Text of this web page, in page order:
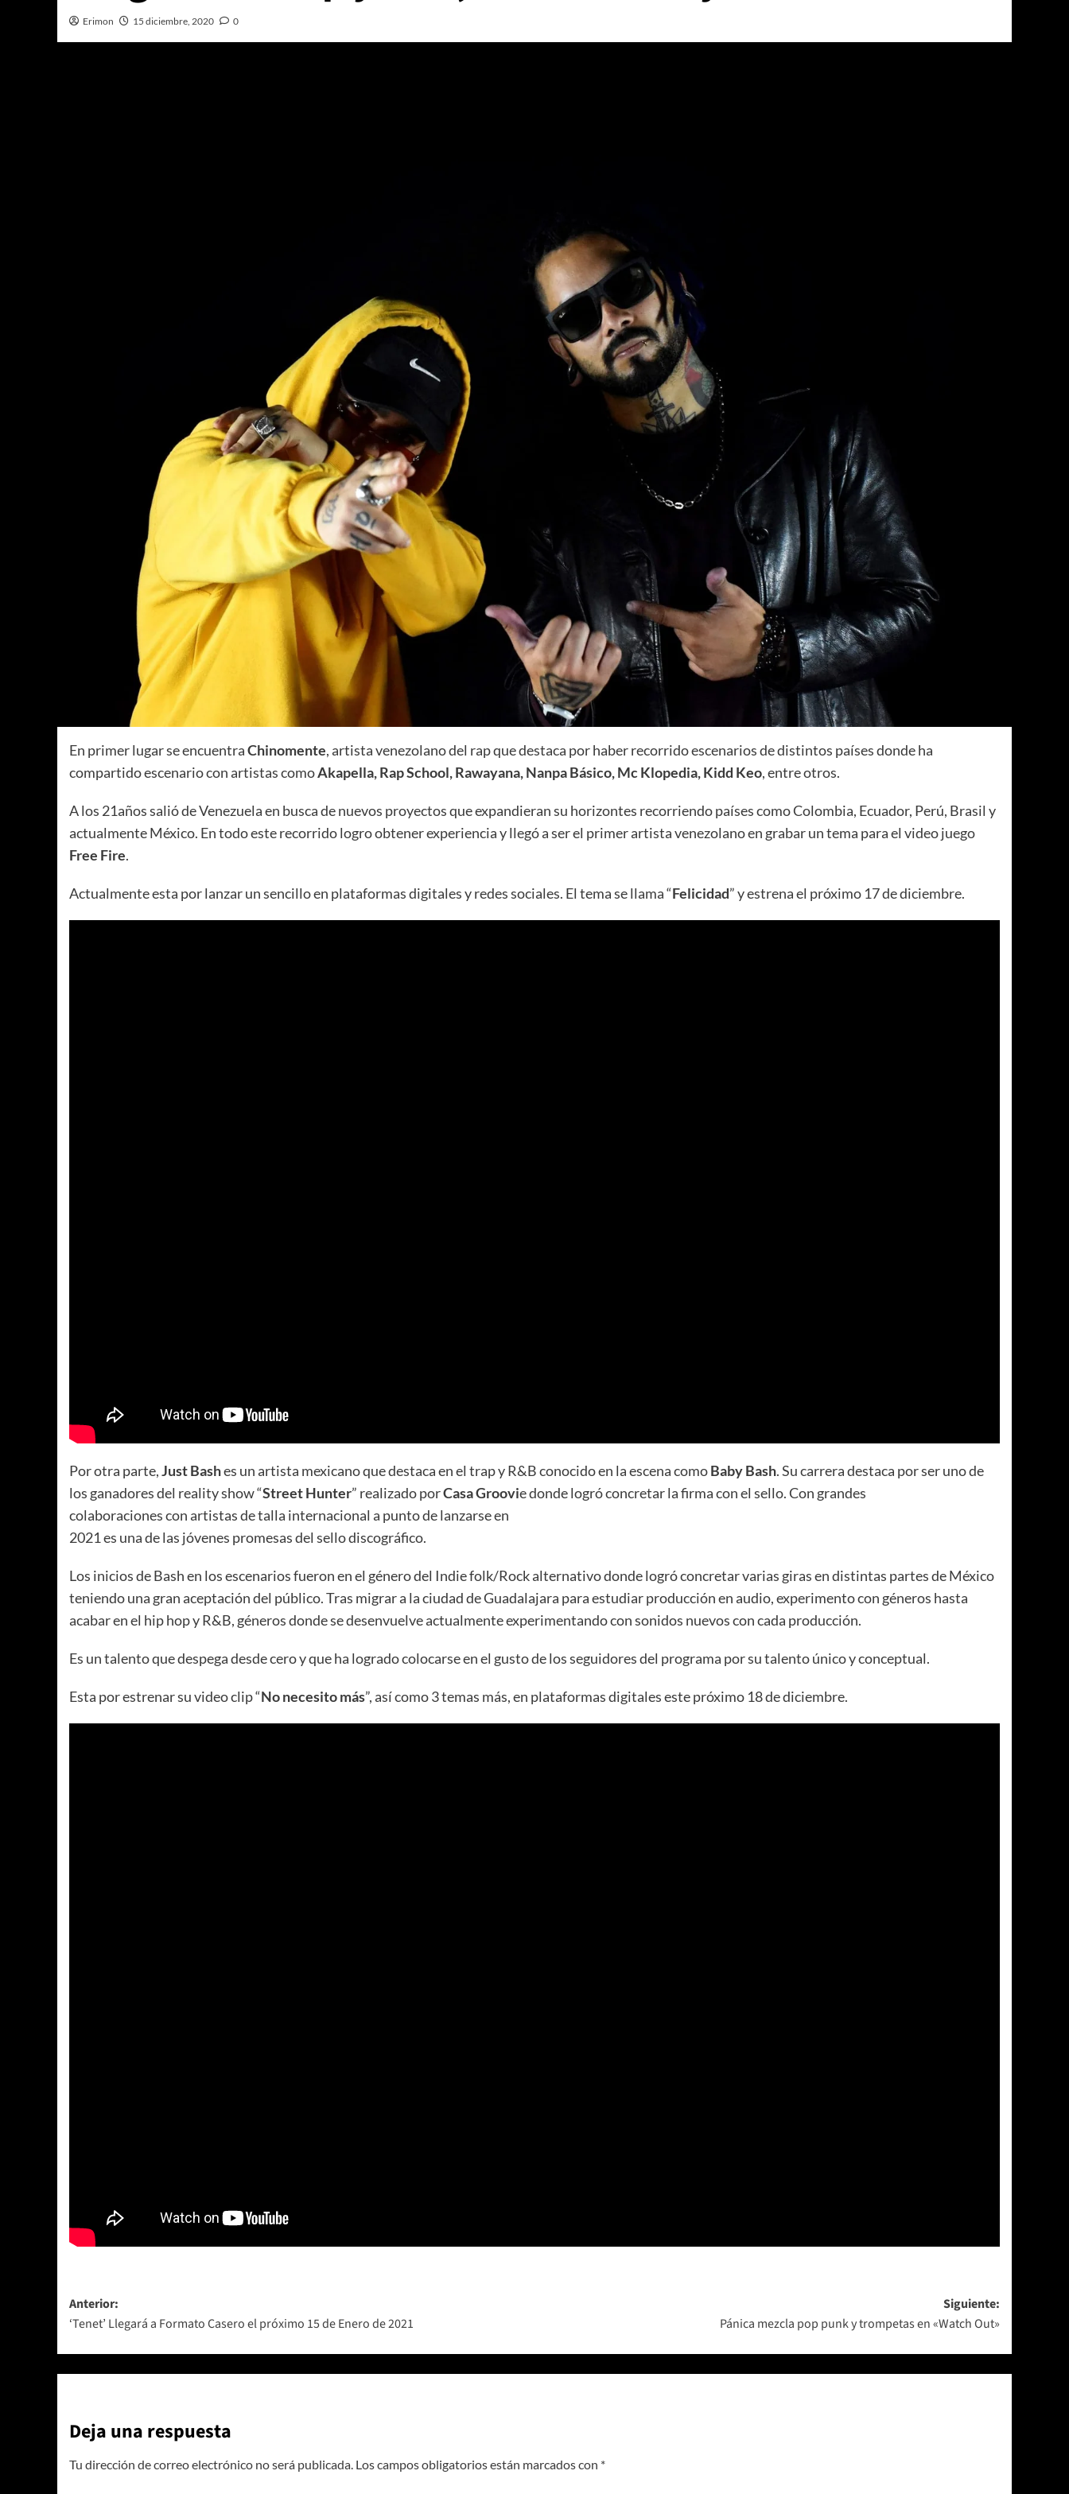
Erimon 15 diciembre, 2020 0
En primer lugar se encuentraChinomente, artista venezolano del rap que destaca por haber recorrido escenarios de distintos países donde ha
compartido escenario con artistas comoAkapella, Rap School, Rawayana, Nanpa Básico, Mc Klopedia, Kidd Keo, entre otros.
A los 21años salió de Venezuela en busca de nuevos proyectos que expandieran su horizontes recorriendo países como Colombia, Ecuador, Perú, Brasil y
actualmente México. En todo este recorrido logro obtener experiencia y llegó a ser el primer artista venezolano en grabar un tema para el video juego
Free Fire.
Actualmente esta por lanzar un sencillo en plataformas digitales y redes sociales. El tema se llama “Felicidad” y estrena el próximo 17 de diciembre.
Por otra parte,Just Bashes un artista mexicano que destaca en el trap y R&B conocido en la escena comoBaby Bash. Su carrera destaca por ser uno de
los ganadores del reality show “Street Hunter” realizado porCasa Groovie donde logró concretar la firma con el sello. Con grandes
colaboraciones con artistas de talla internacional a punto de lanzarse en
2021 es una de las jóvenes promesas del sello discográfico.
Los inicios de Bash en los escenarios fueron en el género del Indie folk/Rock alternativo donde logró concretar varias giras en distintas partes de México
teniendo una gran aceptación del público. Tras migrar a la ciudad de Guadalajara para estudiar producción en audio, experimento con géneros hasta
acabar en el hip hop y R&B, géneros donde se desenvuelve actualmente experimentando con sonidos nuevos con cada producción.
Es un talento que despega desde cero y que ha logrado colocarse en el gusto de los seguidores del programa por su talento único y conceptual.
Esta por estrenar su video clip “No necesito más”, así como 3 temas más, en plataformas digitales este próximo 18 de diciembre.
Navegación
de
entradas
Anterior:
‘Tenet’ Llegará a Formato Casero el próximo 15 de Enero de 2021
Siguiente:
Pánica mezcla pop punk y trompetas en «Watch Out»
Deja una respuesta
Tu dirección de correo electrónico no será publicada. Los campos obligatorios están marcados con *